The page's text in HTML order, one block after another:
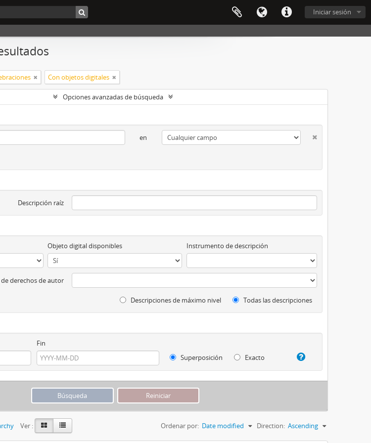
Iniciar sesión
Con objetos digitales
Opciones avanzadas de búsqueda
en
Descripción raíz
Objeto digital disponibles Instrumento de descripción
de derechos de autor
Descripciones de máximo nivel Todas las descripciones
Fin
Superposición
Exacto
Ver : Ordenar por: Date modified Direction: Ascending